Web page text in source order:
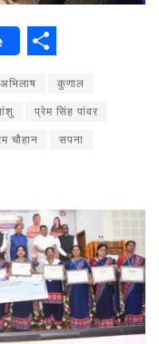
अभिलाष कुणाल
प्रेम सिंह पांवर
चौहान सपना